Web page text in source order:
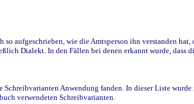
aufgeschrieben, wie die Amtsperson ihn verstanden hat,
Dialekt. In den Fällen bei denen erkannt wurde,
Anwendung fanden. In dieser Liste
verwendeten Schreibvarianten.